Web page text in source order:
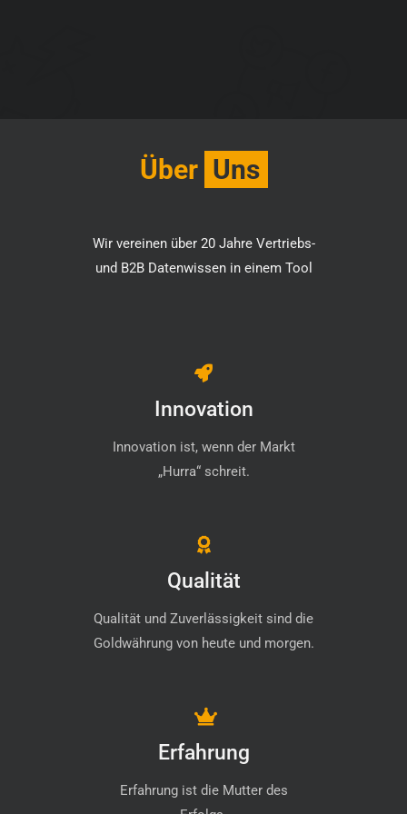
Über Uns
Wir vereinen über 20 Jahre Vertriebs-
und B2B Datenwissen in einem Tool
Innovation
Innovation ist, wenn der Markt
„Hurra“ schreit.
Qualität
Qualität und Zuverlässigkeit sind die
Goldwährung von heute und morgen.
Erfahrung
Erfahrung ist die Mutter des